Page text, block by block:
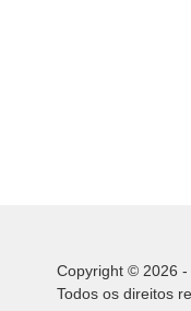
Copyright © 2026 -
Todos os direitos